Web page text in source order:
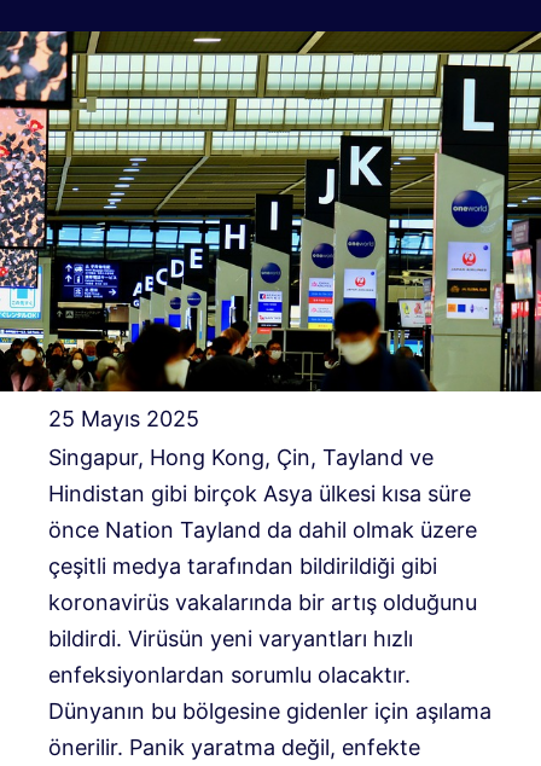
25 Mayıs 2025
Singapur, Hong Kong, Çin, Tayland ve
Hindistan gibi birçok Asya ülkesi kısa süre
önce Nation Tayland da dahil olmak üzere
çeşitli medya tarafından bildirildiği gibi
koronavirüs vakalarında bir artış olduğunu
bildirdi. Virüsün yeni varyantları hızlı
enfeksiyonlardan sorumlu olacaktır.
Dünyanın bu bölgesine gidenler için aşılama
önerilir. Panik yaratma değil, enfekte